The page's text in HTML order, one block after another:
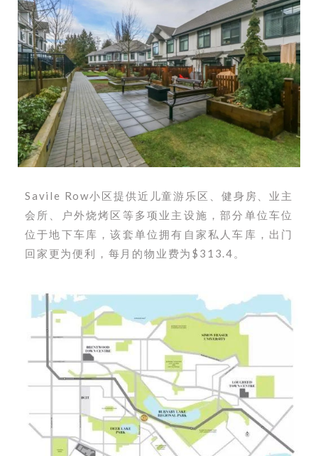
Savile Row小区提供近儿童游乐区、健身房、业主
会所、户外烧烤区等多项业主设施，部分单位车位
位于地下车库，该套单位拥有自家私人车库，出门
回家更为便利，每月的物业费为$313.4。